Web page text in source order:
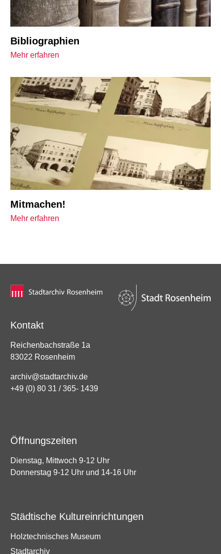
Bibliographien
Mehr erfahren
Mitmachen!
Mehr erfahren
Kontakt
Reichenbachstraße 1a
83022 Rosenheim
archiv@stadtarchiv.de
+49 (0) 80 31 / 365- 1439
Öffnungszeiten
Dienstag, Mittwoch 9-12 Uhr
Donnerstag 9-12 Uhr und 14-16 Uhr
Städtische Kultureinrichtungen
Holztechnisches Museum
Stadtarchiv